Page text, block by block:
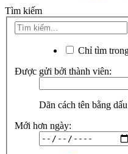
Tìm kiếm
Chỉ tìm
Được gửi bởi thành viên:
Dãn cách tên bằng
Mới hơn ngày: